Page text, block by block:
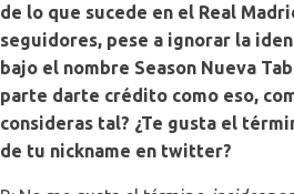
de lo que sucede en el Real
seguidores, pese a ignorar la
bajo el nombre Season Nueva
parte darte crédito como eso,
consideras tal? ¿Te gusta el
de tu nickname en twitter?